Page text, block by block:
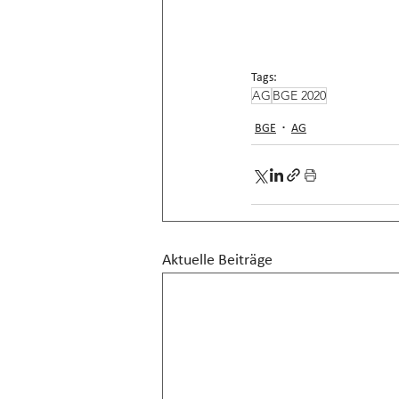
Tags:
AG BGE 2020
BGE AG
Aktuelle Beiträge